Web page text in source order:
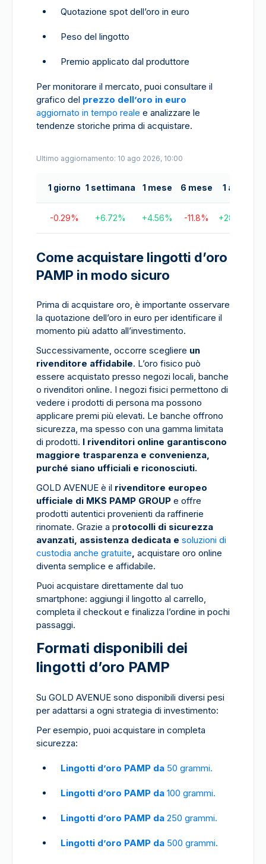
Quotazione spot dell’oro in euro
Peso del lingotto
Premio applicato dal produttore
Per monitorare il mercato, puoi consultare il
grafico del prezzo dell’oro in euro
aggiornato in tempo reale e analizzare le
tendenze storiche prima di acquistare.
Ultimo aggiornamento: 10 ago 2026, 10:00
1 giorno 1 settimana 1 mese 6 mese 1 anno
-0.29% +6.72% +4.56% -11.8% +28.52
Come acquistare lingotti d’oro
PAMP in modo sicuro
Prima di acquistare oro, è importante osservare
la quotazione dell’oro in euro per identificare il
momento più adatto all’investimento.
Successivamente, occorre scegliere un
rivenditore affidabile. L’oro fisico può
essere acquistato presso negozi locali, banche
o rivenditori online. I negozi fisici permettono di
vedere i prodotti di persona ma possono
applicare premi più elevati. Le banche offrono
sicurezza, ma spesso con una gamma limitata
di prodotti. I rivenditori online garantiscono
maggiore trasparenza e convenienza,
purché siano ufficiali e riconosciuti.
GOLD AVENUE è il rivenditore europeo
ufficiale di MKS PAMP GROUP e offre
prodotti autentici provenienti da raffinerie
rinomate. Grazie a protocolli di sicurezza
avanzati, assistenza dedicata e soluzioni di
custodia anche gratuite, acquistare oro online
diventa semplice e affidabile.
Puoi acquistare direttamente dal tuo
smartphone: aggiungi il lingotto al carrello,
completa il checkout e finalizza l’ordine in pochi
passaggi.
Formati disponibili dei
lingotti d’oro PAMP
Su GOLD AVENUE sono disponibili diversi pesi
per adattarsi a ogni strategia di investimento:
Per esempio, puoi acquistare in completa
sicurezza:
Lingotti d’oro PAMP da 50 grammi.
Lingotti d’oro PAMP da 100 grammi.
Lingotti d’oro PAMP da 250 grammi.
Lingotti d’oro PAMP da 500 grammi.